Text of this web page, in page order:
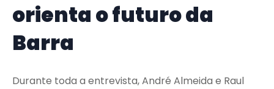
orienta o futuro da
Barra
Durante toda a entrevista, André Almeida e Raul